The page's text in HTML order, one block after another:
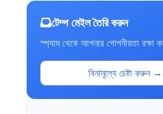
টেম্প মেইল তৈরি করুন
স্প্যাম থেকে আপনার গোপনীয়তা রক্ষা
বিনামূল্যে চেষ্টা করুন →